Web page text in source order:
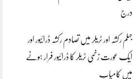
درج
جہلم رکشہ اور ٹریلر میں تصادم رکشہ ڈرائیور اور
ایک عورت زخمی ٹریلر کا ڈرائیور فرار ہونے
میں کامیاب